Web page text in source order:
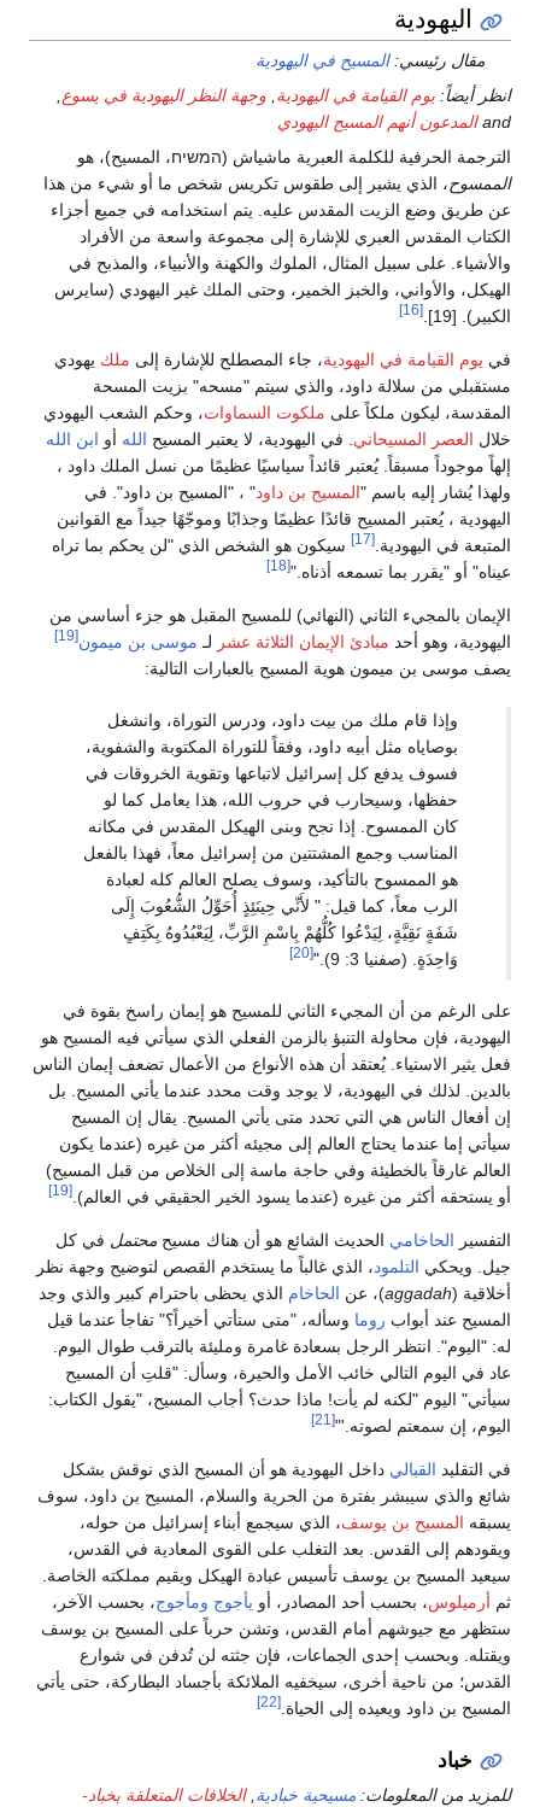
اليهودية
مقال رئيسي:المسيح في اليهودية
انظر أيضاً: يوم القيامة في اليهودية وجهة النظر اليهودية في يسوع
and المدعون أنهم المسيح اليهودي
الترجمة الحرفية للكلمة العبرية ماشياش (המשיח، المسيح)، هو
الممسوح، الذي يشير إلى طقوس تكريس شخص ما أو شيء من هذا
عن طريق وضع الزيت المقدس عليه. يتم استخدامه في جميع أجزاء
الكتاب المقدس العبري للإشارة إلى مجموعة واسعة من الأفراد
والأشياء. على سبيل المثال، الملوك والكهنة والأنبياء، والمذبح في
الهيكل، والأواني، والخبز الخمير، وحتى الملك غير اليهودي (سايرس
الكبير). [19].
[16]
في يوم القيامة في اليهودية، جاء المصطلح للإشارة إلى ملك يهودي
مستقبلي من سلالة داود، والذي سيتم "مسحه" بزيت المسحة
المقدسة، ليكون ملكاً على ملكوت السماوات، وحكم الشعب اليهودي
خلال العصر المسيحاني . في اليهودية، لا يعتبر المسيح الله أو ابن الله
إلهاً موجوداً مسبقاً. يُعتبر قائداً سياسيًا عظيمًا من نسل الملك داود ،
ولهذا يُشار إليه باسم "المسيح بن داود" ، "المسيح بن داود". في
اليهودية ، يُعتبر المسيح قائدًا عظيمًا وجذابًا وموجّهًا جيداً مع القوانين
المتبعة في اليهودية. [17]
سيكون هو الشخص الذي "لن يحكم بما تراه
عيناه" أو "يقرر بما تسمعه أذناه."[18]
الإيمان بالمجيء الثاني (النهائي) للمسيح المقبل هو جزء أساسي من
اليهودية، وهو أحد مبادئ الإيمان الثلاثة عشر لـ موسى بن ميمون[19]
يصف موسى بن ميمون هوية المسيح بالعبارات التالية:
وإذا قام ملك من بيت داود، ودرس التوراة، وانشغل
بوصاياه مثل أبيه داود، وفقاً للتوراة المكتوبة والشفوية،
فسوف يدفع كل إسرائيل لاتباعها وتقوية الخروقات في
حفظها، وسيحارب في حروب الله، هذا يعامل كما لو
كان الممسوح. إذا نجح وبنى الهيكل المقدس في مكانه
المناسب وجمع المشتتين من إسرائيل معاً، فهذا بالفعل
هو الممسوح بالتأكيد، وسوف يصلح العالم كله لعبادة
الرب معاً، كما قيل: " لأَنِّي حِينَئِذٍ أُحَوِّلُ الشُّعُوبَ إِلَى
شَفَةٍ نَقِيَّةٍ، لِيَدْعُوا كُلُّهُمْ بِاسْمِ الرَّبِّ، لِيَعْبُدُوهُ بِكَتِفٍ
وَاحِدَةٍ. (صفنيا 3: 9)."
[20]
على الرغم من أن المجيء الثاني للمسيح هو إيمان راسخ بقوة في
اليهودية، فإن محاولة التنبؤ بالزمن الفعلي الذي سيأتي فيه المسيح هو
فعل يثير الاستياء. يُعتقد أن هذه الأنواع من الأعمال تضعف إيمان الناس
بالدين. لذلك في اليهودية، لا يوجد وقت محدد عندما يأتي المسيح. بل
إن أفعال الناس هي التي تحدد متى يأتي المسيح. يقال إن المسيح
سيأتي إما عندما يحتاج العالم إلى مجيئه أكثر من غيره (عندما يكون
العالم غارقاً بالخطيئة وفي حاجة ماسة إلى الخلاص من قبل المسيح)
أو يستحقه أكثر من غيره (عندما يسود الخير الحقيقي في العالم). [19]
التفسير الحاخامي الحديث الشائع هو أن هناك مسيح محتمل في كل
جيل. ويحكي التلمود، الذي غالباً ما يستخدم القصص لتوضيح وجهة نظر
أخلاقية (aggadah)، عن الحاخام الذي يحظى باحترام كبير والذي وجد
المسيح عند أبواب روما وسأله، "متى ستأتي أخيراً؟" تفاجأ عندما قيل
له: "اليوم". انتظر الرجل بسعادة غامرة ومليئة بالترقب طوال اليوم.
عاد في اليوم التالي خائب الأمل والحيرة، وسأل: "قلتِ أن المسيح
سيأتي" اليوم "لكنه لم يأت! ماذا حدث؟ أجاب المسيح، "يقول الكتاب:
اليوم، إن سمعتم لصوته.'"[21]
في التقليد القبالي داخل اليهودية هو أن المسيح الذي نوقش بشكل
شائع والذي سيبشر بفترة من الحرية والسلام، المسيح بن داود، سوف
يسبقه المسيح بن يوسف، الذي سيجمع أبناء إسرائيل من حوله،
ويقودهم إلى القدس. بعد التغلب على القوى المعادية في القدس،
سيعيد المسيح بن يوسف تأسيس عبادة الهيكل ويقيم مملكته الخاصة.
ثم أرميلوس، بحسب أحد المصادر، أو يأجوج ومأجوج، بحسب الآخر،
ستظهر مع جيوشهم أمام القدس، وتشن حرباً على المسيح بن يوسف
ويقتله. وبحسب إحدى الجماعات، فإن جثته لن تُدفن في شوارع
القدس؛ من ناحية أخرى، سيخفيه الملائكة بأجساد البطاركة، حتى يأتي
المسيح بن داود ويعيده إلى الحياة. [22]
خباد
للمزيد من المعلومات: مسيحية خبادية ,الخلافات المتعلقة بخباد-